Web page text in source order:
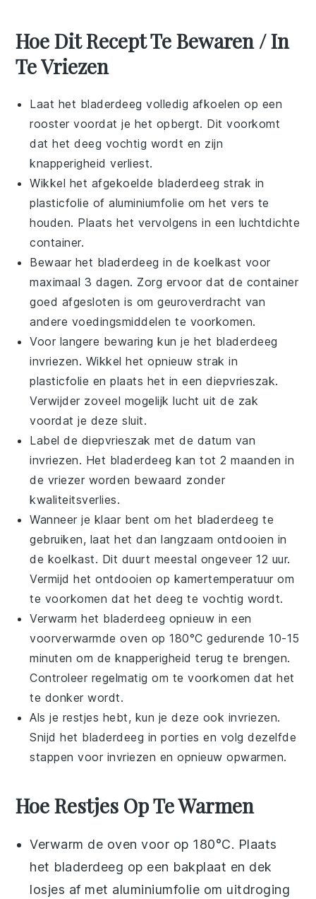
Hoe Dit Recept Te Bewaren / In
Te Vriezen
Laat het bladerdeeg volledig afkoelen op een
rooster voordat je het opbergt. Dit voorkomt
dat het deeg vochtig wordt en zijn
knapperigheid verliest.
Wikkel het afgekoelde bladerdeeg strak in
plasticfolie of aluminiumfolie om het vers te
houden. Plaats het vervolgens in een luchtdichte
container.
Bewaar het bladerdeeg in de koelkast voor
maximaal 3 dagen. Zorg ervoor dat de container
goed afgesloten is om geuroverdracht van
andere voedingsmiddelen te voorkomen.
Voor langere bewaring kun je het bladerdeeg
invriezen. Wikkel het opnieuw strak in
plasticfolie en plaats het in een diepvrieszak.
Verwijder zoveel mogelijk lucht uit de zak
voordat je deze sluit.
Label de diepvrieszak met de datum van
invriezen. Het bladerdeeg kan tot 2 maanden in
de vriezer worden bewaard zonder
kwaliteitsverlies.
Wanneer je klaar bent om het bladerdeeg te
gebruiken, laat het dan langzaam ontdooien in
de koelkast. Dit duurt meestal ongeveer 12 uur.
Vermijd het ontdooien op kamertemperatuur om
te voorkomen dat het deeg te vochtig wordt.
Verwarm het bladerdeeg opnieuw in een
voorverwarmde oven op 180°C gedurende 10-15
minuten om de knapperigheid terug te brengen.
Controleer regelmatig om te voorkomen dat het
te donker wordt.
Als je restjes hebt, kun je deze ook invriezen.
Snijd het bladerdeeg in porties en volg dezelfde
stappen voor invriezen en opnieuw opwarmen.
Hoe Restjes Op Te Warmen
Verwarm de oven voor op 180°C. Plaats
het bladerdeeg op een bakplaat en dek
losjes af met aluminiumfolie om uitdroging